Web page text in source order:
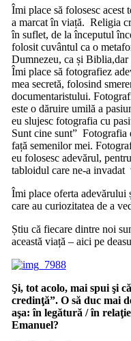
Îmi place să folosesc
a marcat în viață. Religia
în suflet, de la începutul
folosit cuvântul ca o
Dumnezeu, ca și
Îmi place să fotografiez
mea secretă, folosind
documentaristului.
este o dăruire umilă a
eu slujesc fotografia cu
Sunt cine sunt” Fotografia
față semenilor mei.
eu folosesc adevărul,
tabloidul care ne-a invadat
Îmi place oferta adevărului
care au curiozitatea de a
Știu că fiecare dintre noi
această viață – aici pe
Şi, tot acolo, mai spui şi
credinţă”. O să duc mai
aşa: în legătură / în
Emanuel?